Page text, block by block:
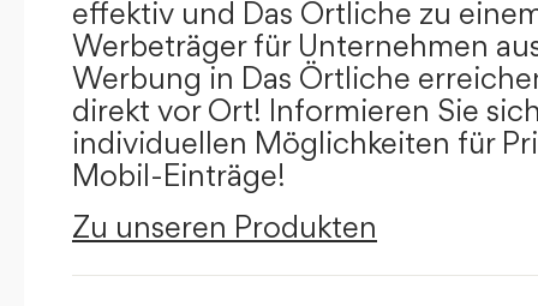
effektiv und Das Örtliche zu
Werbeträger für Unternehmen
Werbung in Das Örtliche
direkt vor Ort! Informieren Sie
individuellen Möglichkeiten für
Mobil-Einträge!
Zu unseren Produkten